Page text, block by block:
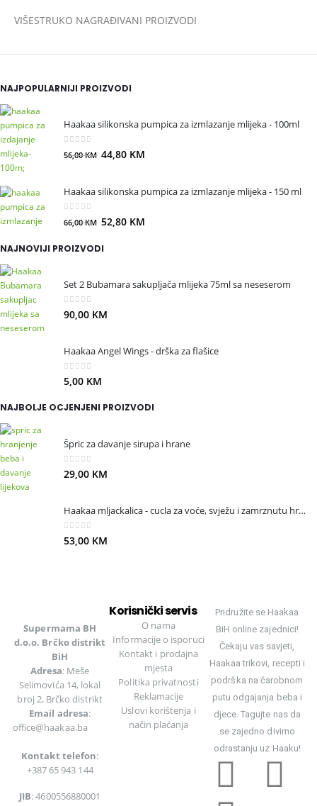
VIŠESTRUKO NAGRAĐIVANI PROIZVODI
NAJPOPULARNIJI PROIZVODI
Haakaa silikonska pumpica za izmlazanje mlijeka - 100ml
0out of 5
56,00KM 44,80 KM
Haakaa silikonska pumpica za izmlazanje mlijeka - 150 ml
out of 5
66,00KM 52,80 KM
NAJNOVIJI PROIZVODI
Set 2 Bubamara sakupljača mlijeka 75ml sa neseserom
0out of 5
90,00 KM
Haakaa Angel Wings - drška za flašice
0 out of 5
5,00 KM
NAJBOLJE OCJENJENI PROIZVODI
Špric za davanje sirupa i hrane
0out of 5
29,00 KM
Haakaa mljackalica - cucla za voće, svježu i zamrznutu hranu. Plava.
0out of 5
53,00 KM
Supermama BH
d.o.o. Brčko distrikt
BiH
Adresa: Meše
Selimovića 14, lokal
broj 2, Brčko distrikt
Email adresa:
office@haakaa.ba
Kontakt telefon:
+387 65 943 144
JIB: 4600556880001
Korisnički servis
O nama
Informacije o isporuci
Kontakt i prodajna
mjesta
Politika privatnosti
Reklamacije
Uslovi korištenja i
način plaćanja
Pridružite se Haakaa
BiH online zajednici!
Čekaju vas savjeti,
Haakaa trikovi, recepti i
podrška na čarobnom
putu odgajanja beba i
djece. Tagujte nas da
se zajedno divimo
odrastanju uz Haaku!